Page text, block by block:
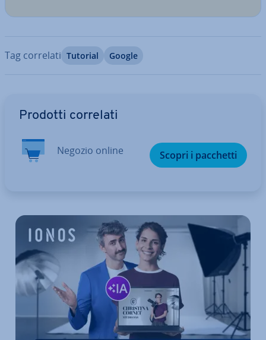
Tag correlati Tutorial Google
Prodotti correlati
Negozio online Scopri i pacchetti